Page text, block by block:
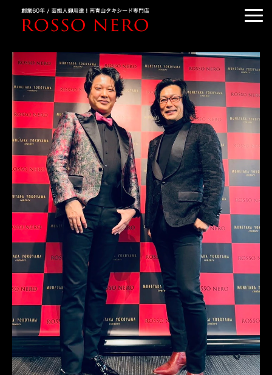
TUXEDO RENTAL
TUXEDO RANKING
KIMONO DRESS
CUSTOMER'S VOICE
COLUMN &BLOG
ABOUT US
ACCESS